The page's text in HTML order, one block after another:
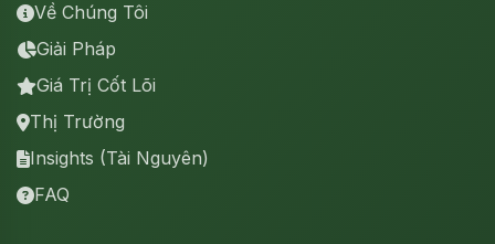
Về Chúng Tôi
Giải Pháp
Giá Trị Cốt Lõi
Thị Trường
Insights (Tài Nguyên)
FAQ